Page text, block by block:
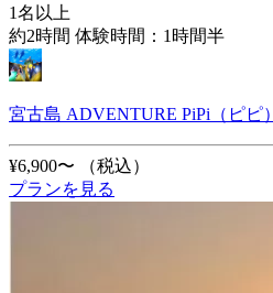
1名以上
約2時間 体験時間：1時間半
宮古島 ADVENTURE PiPi（ピピ）
¥6,900〜
（税込）
プランを見る